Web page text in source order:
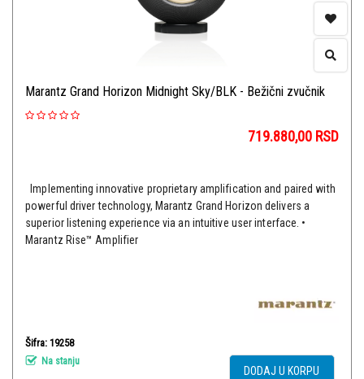
Marantz Grand Horizon Midnight Sky/BLK - Bežični zvučnik
719.880,00 RSD
Implementing innovative proprietary amplification and paired with
powerful driver technology, Marantz Grand Horizon delivers a
superior listening experience via an intuitive user interface. •
Marantz Rise™ Amplifier
Šifra: 19258
Na stanju
DODAJ U KORPU